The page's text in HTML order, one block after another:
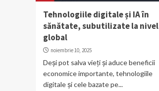
Tehnologiile digitale și IA în
sănătate, subutilizate la nivel
global
noiembrie 10, 2025
Deși pot salva vieți și aduce beneficii
economice importante, tehnologiile
digitale și cele bazate pe...